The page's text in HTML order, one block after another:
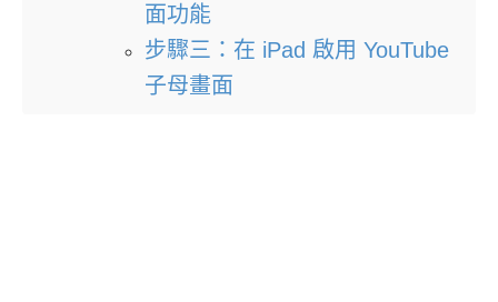
面功能
步驟三：在 iPad 啟用 YouTube
子母畫面